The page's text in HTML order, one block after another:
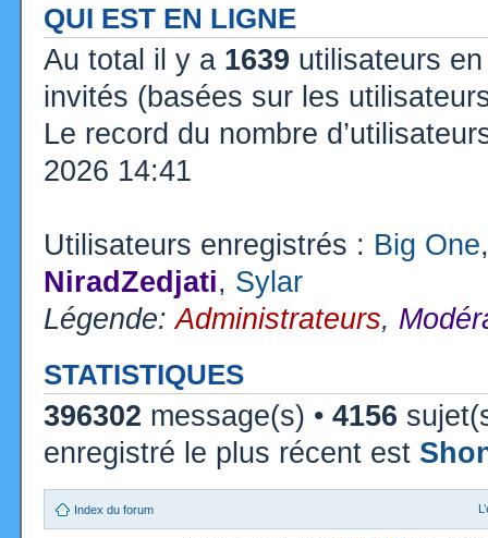
QUI EST EN LIGNE
Au total il y a 1639 utilisateurs
invités (basées sur les
Le record du nombre
2026 14:41
Utilisateurs enregistrés : Big One
NiradZedjati, Sylar
Légende:Administrateurs,
STATISTIQUES
396302 message(s) • 4156
enregistré le plus récent est
Index du forum